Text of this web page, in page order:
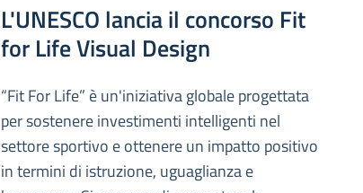
L'UNESCO lancia il concorso Fit
for Life Visual Design
“Fit For Life” è un'iniziativa globale progettata
per sostenere investimenti intelligenti nel
settore sportivo e ottenere un impatto positivo
in termini di istruzione, uguaglianza e